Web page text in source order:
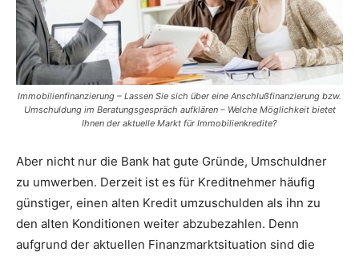
Immobilienfinanzierung – Lassen Sie sich über eine Anschlußfinanzierung bzw.
Umschuldung im Beratungsgespräch aufklären – Welche Möglichkeit bietet
Ihnen der aktuelle Markt für Immobilienkredite?
Aber nicht nur die Bank hat gute Gründe, Umschuldner
zu umwerben. Derzeit ist es für Kreditnehmer häufig
günstiger, einen alten Kredit umzuschulden als ihn zu
den alten Konditionen weiter abzubezahlen. Denn
aufgrund der aktuellen Finanzmarktsituation sind die